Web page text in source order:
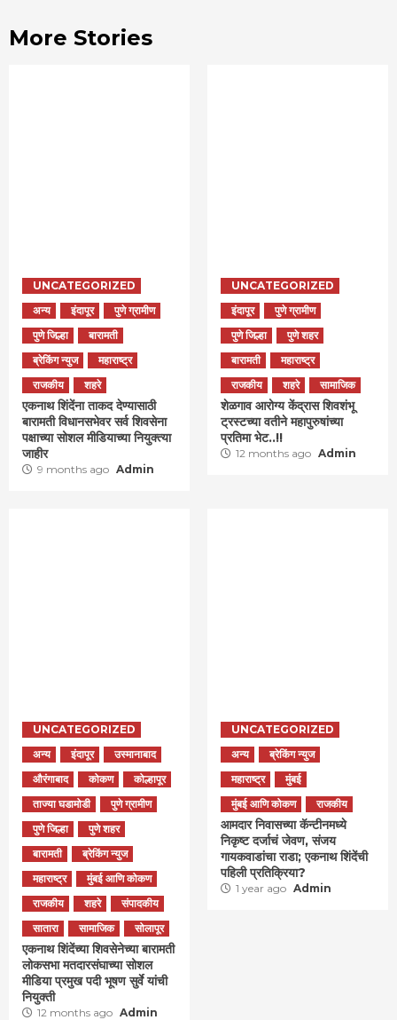
More Stories
UNCATEGORIZED
अन्य
इंदापूर
पुणे ग्रामीण
पुणे जिल्हा
बारामती
ब्रेकिंग न्युज
महाराष्ट्र
राजकीय
शहरे
एकनाथ शिंदेंना ताकद देण्यासाठी
बारामती विधानसभेवर सर्व शिवसेना
पक्षाच्या सोशल मीडियाच्या नियुक्त्या
जाहीर
9 months ago Admin
UNCATEGORIZED
इंदापूर
पुणे ग्रामीण
पुणे जिल्हा
पुणे शहर
बारामती
महाराष्ट्र
राजकीय
शहरे सामाजिक
शेळगाव आरोग्य केंद्रास शिवशंभू
ट्रस्टच्या वतीने महापुरुषांच्या
प्रतिमा भेट..!!
12 months ago Admin
UNCATEGORIZED
अन्य
इंदापूर
उस्मानाबाद
औरंगाबाद
कोकण
कोल्हापूर
ताज्या घडामोडी
पुणे ग्रामीण
पुणे जिल्हा
पुणे शहर
बारामती
ब्रेकिंग न्युज
महाराष्ट्र
मुंबई आणि कोकण
राजकीय
शहरे
संपादकीय
सातारा
सामाजिक सोलापूर
एकनाथ शिंदेंच्या शिवसेनेच्या बारामती
लोकसभा मतदारसंघाच्या सोशल
मीडिया प्रमुख पदी भूषण सुर्वे यांची
नियुक्ती
12 months ago Admin
UNCATEGORIZED
अन्य
ब्रेकिंग न्युज
महाराष्ट्र
मुंबई
मुंबई आणि कोकण
राजकीय
आमदार निवासच्या कॅन्टीनमध्ये
निकृष्ट दर्जाचं जेवण, संजय
गायकवाडांचा राडा; एकनाथ शिंदेंची
पहिली प्रतिक्रिया?
1 year ago Admin